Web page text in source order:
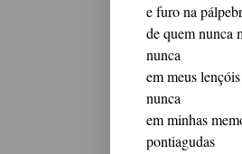
e furo na
de quem nunca
nunca
em meus
nunca
em minhas
pontiagudas